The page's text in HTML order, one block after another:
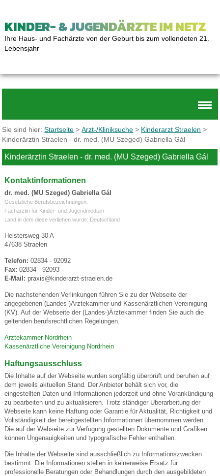
KINDER- & JUGENDÄRZTE IM NETZ
Ihre Haus- und Fachärzte von der Geburt bis zum vollendeten 21.
Lebensjahr
Sie sind hier:Startseite >Arzt-/Kliniksuche > Kinderarzt Straelen >
Kinderärztin Straelen - dr. med. (MU Szeged) Gabriella Gál
Kinderärztin Straelen - dr. med. (MU Szeged) Gabriella Gál
Kontaktinformationen
dr. med. (MU Szeged) Gabriella Gál
Gesetzliche Berufsbezeichnungen:
Fachärztin für Kinder- und Jugendmedizin
Land in dem diese verliehen wurde: Deutschland
Heistersweg 30 A
47638 Straelen
Telefon: 02834 - 92092
Fax: 02834 - 92093
E-Mail: praxis@kinderarzt-straelen.de
Die nachstehenden Verlinkungen führen Sie zu der Webseite der
angegebenen (Landes-)Ärztekammer und Kassenärztlichen Vereinigung
(KV). Auf der Webseite der (Landes-)Ärztekammer finden Sie auch die
geltenden berufsrechtlichen Regelungen.
Ärztekammer Nordrhein
Kassenärztliche Vereinigung Nordrhein
Haftungsausschluss
Die Inhalte auf der Webseite wurden sorgfältig überprüft und beruhen auf
dem jeweils aktuellen Stand. Der Anbieter behält sich vor, die
eingestellten Daten und Informationen jederzeit und ohne Vorankündigung
zu bearbeiten und zu aktualisieren. Trotz ständiger Überarbeitung der
Webseite kann keine Haftung oder Garantie für Aktualität, Richtigkeit und
Vollständigkeit der bereitgestellten Informationen übernommen werden.
Die auf der Webseite zur Verfügung gestellten Dokumente und Grafiken
können Ungenauigkeiten und typografische Fehler enthalten.
Die Inhalte der Webseite sind ausschließlich zu Informationszwecken
bestimmt. Die Informationen stellen in keinerweise Ersatz für
professionelle Beratungen oder Behandlungen durch den ausgebildeten